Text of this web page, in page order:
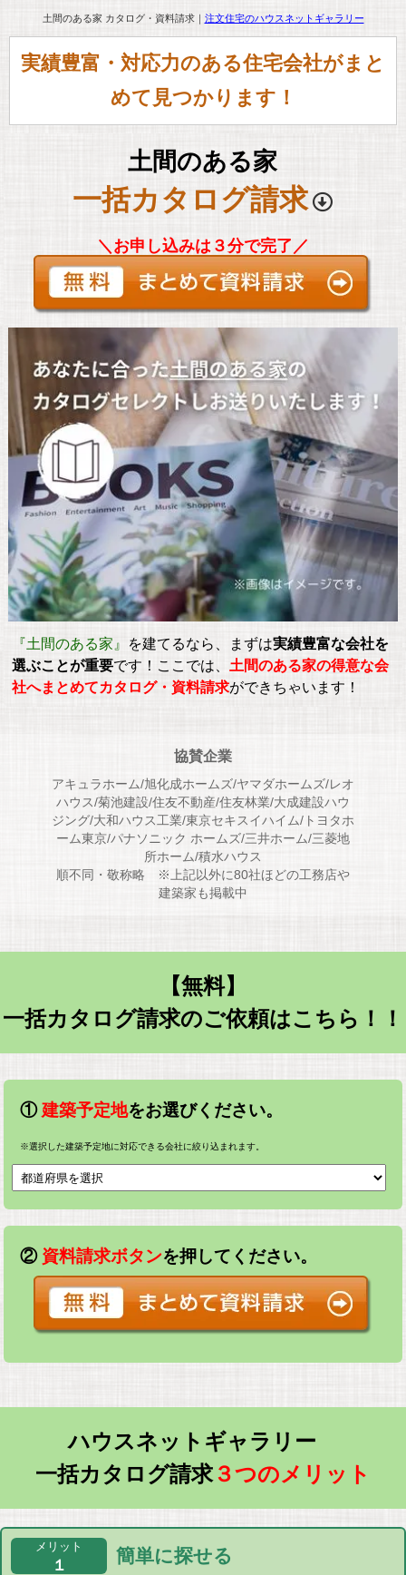
土間のある家 カタログ・資料請求｜ 注文住宅のハウスネットギャラリー
実績豊富・対応力のある住宅会社がまと
めて見つかります！
土間のある家
一括カタログ請求
＼お申し込みは３分で完了／
『土間のある家』 を建てるなら、まずは実績豊富な会社を
選ぶことが重要です！ここでは、 土間のある家の得意な会
社へまとめてカタログ・資料請求ができちゃいます！
協賛企業
アキュラホーム/旭化成ホームズ/ヤマダホームズ/レオ
ハウス/菊池建設/住友不動産/住友林業/大成建設ハウ
ジング/大和ハウス工業/東京セキスイハイム/トヨタホ
ーム東京/パナソニック ホームズ/三井ホーム/三菱地
所ホーム/積水ハウス
順不同・敬称略 ※上記以外に80社ほどの工務店や
建築家も掲載中
【無料】
一括カタログ請求のご依頼はこちら！！
①建築予定地をお選びください。
※選択した建築予定地に対応できる会社に絞り込まれます。
② 資料請求ボタンを押してください。
ハウスネットギャラリー
一括カタログ請求３つのメリット
メリット
１ 簡単に探せる